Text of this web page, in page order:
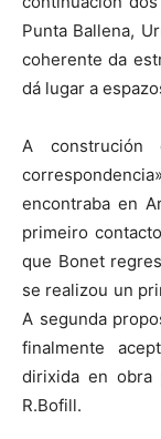
Punta Ballena,
coherente da
dá lugar a
A construción
encontraba en
primeiro
que Bonet
se realizou un
A segunda
finalmente
dirixida en obra
R.Bofill.